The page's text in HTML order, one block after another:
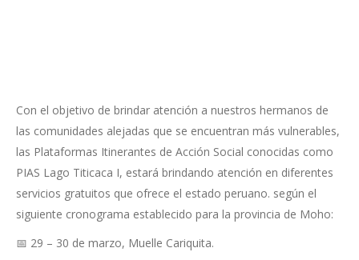
Con el objetivo de brindar atención a nuestros hermanos de
las comunidades alejadas que se encuentran más vulnerables,
las Plataformas Itinerantes de Acción Social conocidas como
PIAS Lago Titicaca I, estará brindando atención en diferentes
servicios gratuitos que ofrece el estado peruano. según el
siguiente cronograma establecido para la provincia de Moho:
📅 29 – 30 de marzo, Muelle Cariquita.